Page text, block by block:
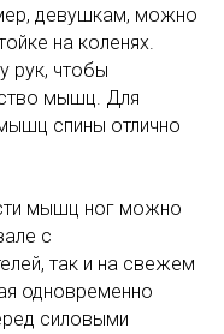
девушкам, можно
на коленях.
рук, чтобы
мышц. Для
спины отлично
мышц ног можно
с
так и на свежем
одновременно
силовыми